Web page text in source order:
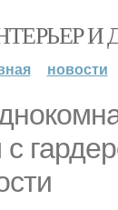
И
новости